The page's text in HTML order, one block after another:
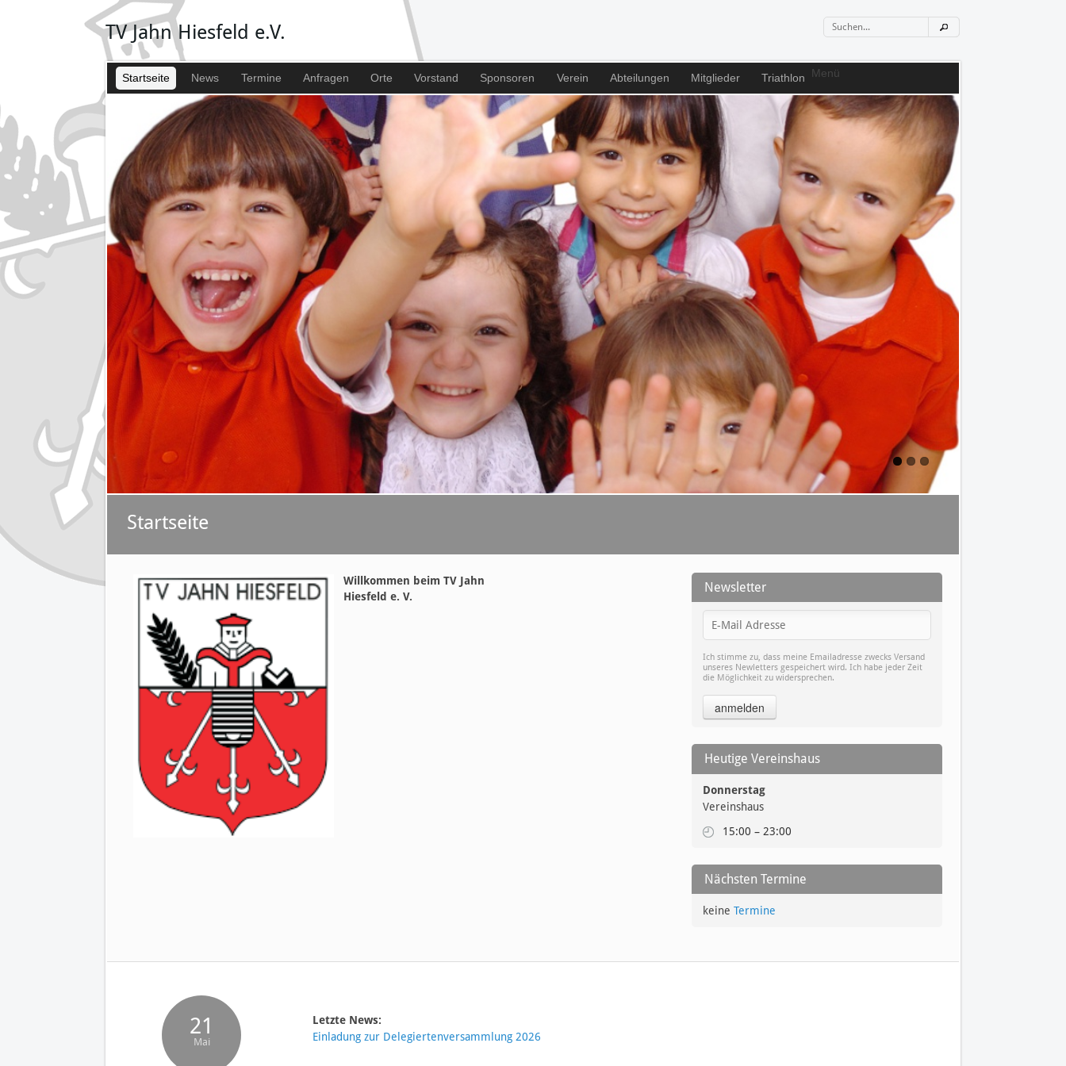
TV Jahn Hiesfeld e.V.
Menü
Startseite News Termine Anfragen Orte Vorstand Sponsoren Verein Abteilungen Mitglieder Triathlon
Startseite
Willkommen beim TV Jahn
Hiesfeld e. V.
Newsletter
Ich stimme zu, dass meine Emailadresse zwecks Versand
unseres Newletters gespeichert wird. Ich habe jeder Zeit
die Möglichkeit zu widersprechen.
anmelden
Heutige Vereinshaus
Donnerstag
Vereinshaus
15:00 – 23:00
Nächsten Termine
keineTermine
21
Mai
Letzte News:
Einladung zur Delegiertenversammlung 2026